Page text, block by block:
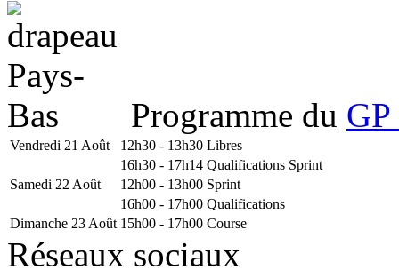
Programme du
Vendredi 21 Août 12h30 - 13h30 Libres
16h30 - 17h14 Qualifications Sprint
Samedi 22 Août
12h00 - 13h00 Sprint
16h00 - 17h00 Qualifications
Dimanche 23 Août 15h00 - 17h00 Course
Réseaux sociaux